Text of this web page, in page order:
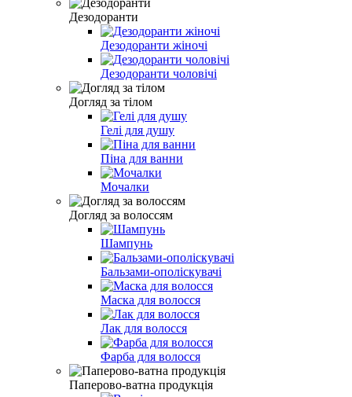
Дезодоранти
Дезодоранти жіночі
Дезодоранти чоловічі
Догляд за тілом
Гелі для душу
Піна для ванни
Мочалки
Догляд за волоссям
Шампунь
Бальзами-ополіскувачі
Маска для волосся
Лак для волосся
Фарба для волосся
Паперово-ватна продукція